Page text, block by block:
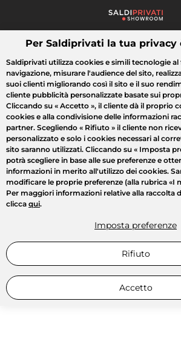
Cosa cerchi?
Tutte le vendite Moda Casa Bellezza
Per Saldiprivati la tua privacy
Saldiprivati utilizza cookies e simili tecnologie al
navigazione, misurare l'audience del sito,
suoi clienti migliorando così il sito e il suo
cliente pubblicità personalizzate basate sui
Cliccando su « Accetto », il cliente dà il proprio
cookies e alla condivisione delle informazioni
partner. Scegliendo « Rifiuto » il cliente non
personalizzato e solo i cookies necessari al
sito saranno utilizzati. Cliccando su « Imposta
potrà scegliere in base alle sue preferenze e
informazioni in merito all'utilizzo dei cookies.
modificare le proprie preferenze (alla rubrica «I
Per maggiori informazioni relative alla raccolta
clicca qui.
Imposta preferenze
Rifiuto
Accetto